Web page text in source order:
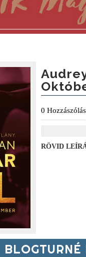
0 Hozzászólás
RÖVID
BLOGTURNÉ